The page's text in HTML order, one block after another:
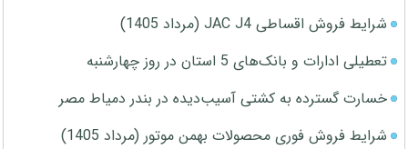
شرایط فروش اقساطی JAC J4 (مرداد 1405)
تعطیلی ادارات و بانک‌های 5 استان در روز چهارشنبه
خسارت گسترده به کشتی آسیب‌دیده در بندر دمیاط مصر
شرایط فروش فوری محصولات بهمن موتور (مرداد 1405)